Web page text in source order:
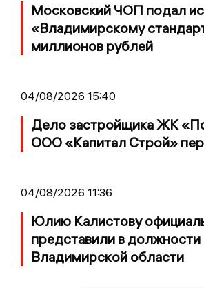
Московский ЧОП подал
«Владимирскому
миллионов рублей
04/08/2026 15:40
Дело застройщика ЖК
ООО «Капитал Строй»
04/08/2026 11:36
Юлию Калистову
представили в
Владимирской области